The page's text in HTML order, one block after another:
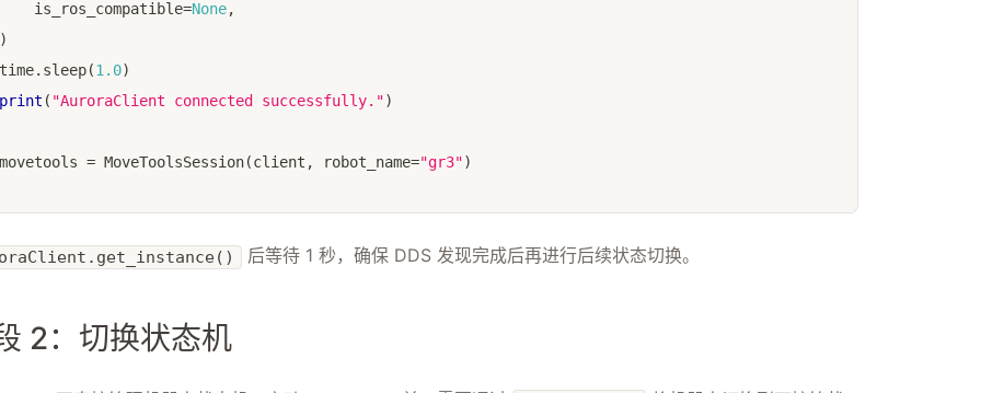
    is_ros_compatible
=None,
)
time. sleep(1.0)
print ( "AuroraClient connected successfully.")
movetools = MoveToolsSession(client , robot_name="gr3")
后等待 1 秒，确保 DDS 发现完成后再进行后续状态切换。
2：切换状态机